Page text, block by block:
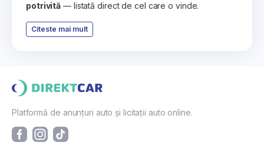
potrivită — listată direct de cel care o vinde.
Citeste mai mult
Platformă de anunțuri auto și licitații auto online.